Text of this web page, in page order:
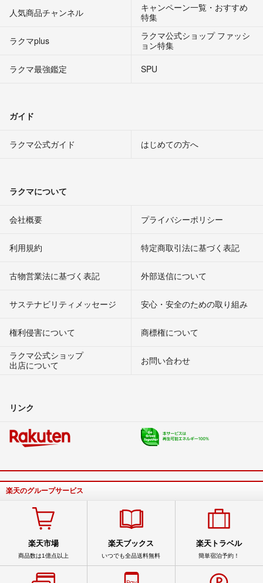
人気商品チャンネル
キャンペーン一覧・おすすめ
特集
ラクマplus
ラクマ公式ショップ ファッシ
ョン特集
ラクマ最強鑑定
SPU
ガイド
ラクマ公式ガイド はじめての方へ
ラクマについて
会社概要 プライバシーポリシー
利用規約 特定商取引法に基づく表記
古物営業法に基づく表記 外部送信について
サステナビリティメッセージ 安心・安全のための取り組み
権利侵害について
商標権について
ラクマ公式ショップ
出店について
お問い合わせ
リンク
楽天のグループサービス
楽天市場
商品数は1億点以上
楽天ブックス
いつでも全品送料無料
楽天トラベル
簡単宿泊予約！